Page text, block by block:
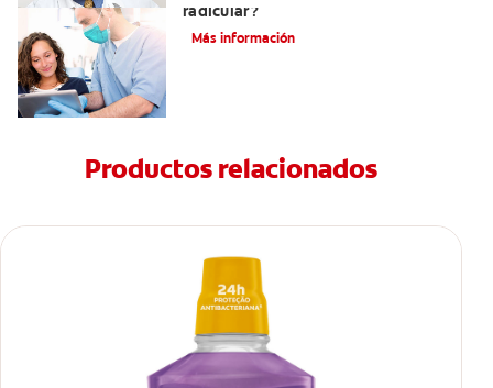
radicular?
Más información
Productos relacionados